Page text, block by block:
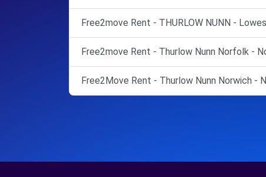
Free2move Rent - THURLOW NUNN -
Free2move Rent - Thurlow Nunn Norfolk -
Free2Move Rent - Thurlow Nunn Norwich -